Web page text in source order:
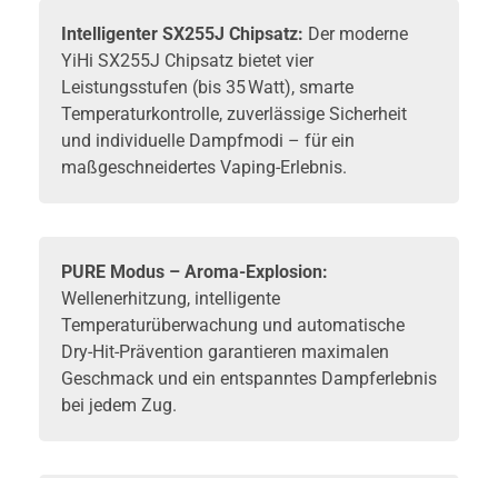
Intelligenter SX255J Chipsatz: Der moderne
YiHi SX255J Chipsatz bietet vier
Leistungsstufen (bis 35 Watt), smarte
Temperaturkontrolle, zuverlässige Sicherheit
und individuelle Dampfmodi – für ein
maßgeschneidertes Vaping-Erlebnis.
PURE Modus – Aroma-Explosion:
Wellenerhitzung, intelligente
Temperaturüberwachung und automatische
Dry-Hit-Prävention garantieren maximalen
Geschmack und ein entspanntes Dampferlebnis
bei jedem Zug.